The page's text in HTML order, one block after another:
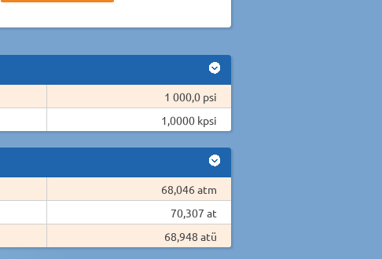
1 000,0 psi
1,0000 kpsi
68,046 atm
70,307 at
68,948 atü